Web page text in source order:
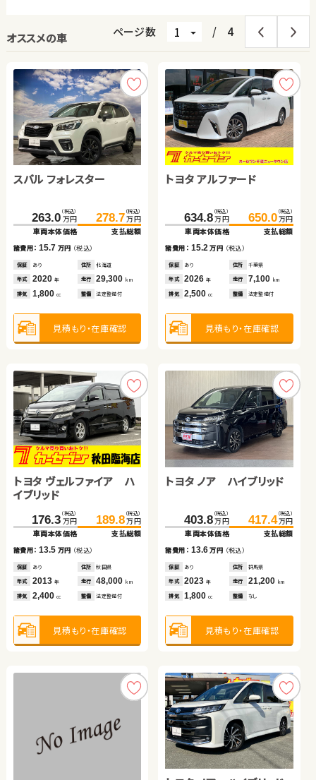
オススメの車 ページ数 / 4
スバル フォレスター
263.0 （税込）
万円
車両本体価格
278.7 （税込）
万円
支払総額
諸費用：15.7 万円 （税込）
保証 あり 住所 北海道
年式 2020 年 走行 29,300 km
排気 1,800 cc 整備 法定整備付
見積もり・在庫確認
トヨタ アルファード
634.8 （税込）
万円
車両本体価格
650.0 （税込）
万円
支払総額
諸費用： 15.2万円 （税込）
保証 あり 住所 千葉県
年式 2026年 走行 7,100 km
排気 2,500cc 整備 法定整備付
見積もり・在庫確認
トヨタ ヴェルファイア ハ
イブリッド
176.3 （税込）
万円
車両本体価格
189.8 （税込）
万円
支払総額
諸費用：13.5 万円 （税込）
保証 あり 住所 秋田県
年式 2013 年 走行 48,000 km
排気 2,400 cc 整備 法定整備付
見積もり・在庫確認
トヨタ ノア ハイブリッド
403.8 （税込）
万円
車両本体価格
417.4 （税込）
万円
支払総額
諸費用： 13.6万円 （税込）
保証 あり 住所 群馬県
年式 2023年 走行 21,200 km
排気 1,800cc 整備 なし
見積もり・在庫確認
トヨタ ヴェルファイア
355.0万円
車両本体価格
諸費用：5.0 万円 （税込）
保証 あり 住所 長野県
排気 2,500cc 整備 法定整備付
ホンダ フリード
143.8 （税込）
万円
車両本体価格
159.9 （税込）
万円
支払総額
諸費用： 16.1万円 （税込）
保証 あり 住所 岩手県
年式 2016年 走行 93,000km
排気 1,500cc 整備 法定整備付
見積もり・在庫確認
ホンダ Ｎ ＢＯＸ
100.1万円
車両本体価格
諸費用：6.4 万円 （税込）
保証 なし 住所 群馬県
排気 660 整備 なし
スズキ アルト ＨＢ
29.7万円
車両本体価格
諸費用：5.1 万円 （税込）
保証 なし 住所 岡山県
排気 660 整備 法定整備付
ホンダ フィット ハイブリ
51.0 （税込）
万円
車両本体価格
62.4 （税込）
万円
支払総額
諸費用：11.4 万円 （税込）
保証 あり 住所 埼玉県
年式 2014 年 走行 90,000 km
排気 1,500 cc 整備 法定整備付
見積もり・在庫確認
トヨタ アクア
177.7 （税込）
万円
車両本体価格
183.4 （税込）
万円
支払総額
諸費用： 5.7万円（税込）
保証 なし 住所 岡山県
年式 2023年 走行 40,200km
排気 1,500cc 整備 法定整備付
見積もり・在庫確認
ホンダ フィット ハイブリ
ッド
68.3 （税込）
万円
車両本体価格
79.5 （税込）
万円
支払総額
諸費用：11.2 万円 （税込）
保証 あり 住所 埼玉県
年式 2013 年 走行 55,000 km
排気 1,500 cc 整備 法定整備付
見積もり・在庫確認
日産 セレナ
51.7 （税込）
万円
車両本体価格
59.7 （税込）
万円
支払総額
諸費用： 8.0万円（税込）
保証 なし 住所 岡山県
年式 2016年 走行 73,400 km
排気 2,000cc 整備 なし
見積もり・在庫確認
トヨタ ヴォクシー
54.3 （税込）
万円
車両本体価格
69.7 （税込）
万円
支払総額
諸費用：15.4 万円 （税込）
保証 なし 住所 茨城県
年式 2012 年 走行 110,900km
排気 2,000 cc 整備 法定整備付
見積もり・在庫確認
日産 セレナ
281.6 （税込）
万円
車両本体価格
294.8 （税込）
万円
支払総額
諸費用： 13.2万円 （税込）
保証 あり 住所 東京都
年式 2021年 走行 29,700km
排気 1,200cc 整備 なし
見積もり・在庫確認